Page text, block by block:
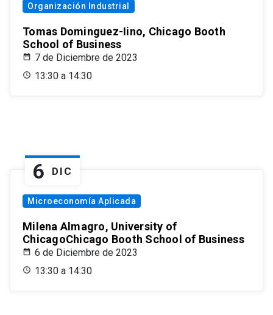
Organización Industrial
Tomas Dominguez-Iino, Chicago Booth
School of Business
7 de Diciembre de 2023
13:30 a 14:30
6 DIC
Microeconomía Aplicada
Milena Almagro, University of
ChicagoChicago Booth School of Business
6 de Diciembre de 2023
13:30 a 14:30